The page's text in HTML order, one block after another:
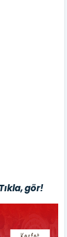
gör!